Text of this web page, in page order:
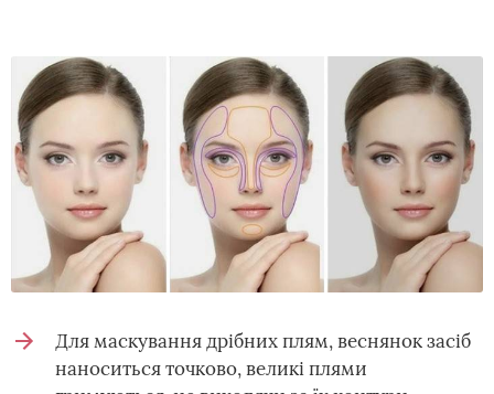
Для маскування дрібних плям, веснянок засіб
наноситься точково, великі плями